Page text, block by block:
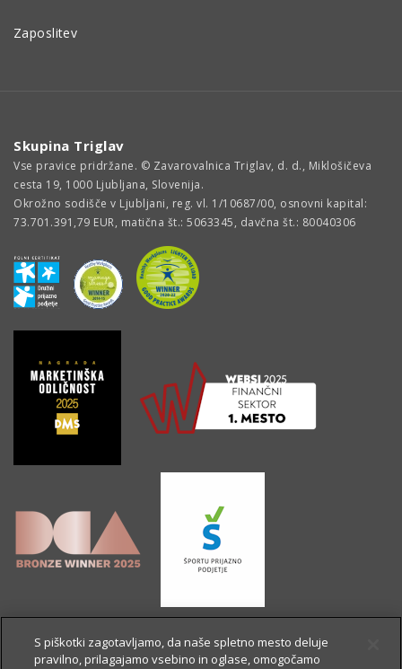
Zaposlitev
Skupina Triglav
Vse pravice pridržane. © Zavarovalnica Triglav, d. d., Miklošičeva
cesta 19, 1000 Ljubljana, Slovenija.
Okrožno sodišče v Ljubljani, reg. vl. 1/10687/00, osnovni kapital:
73.701.391,79 EUR, matična št.: 5063345, davčna št.: 80040306
S piškotki zagotavljamo, da naše spletno mesto deluje
pravilno, prilagajamo vsebino in oglase, omogočamo